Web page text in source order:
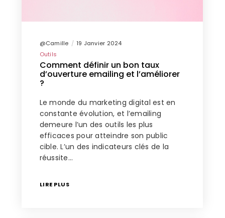
@Camille
19 Janvier 2024
Outils
Comment définir un bon taux
d’ouverture emailing et l’améliorer
?
Le monde du marketing digital est en
constante évolution, et l’emailing
demeure l’un des outils les plus
efficaces pour atteindre son public
cible. L’un des indicateurs clés de la
réussite…
LIRE PLUS